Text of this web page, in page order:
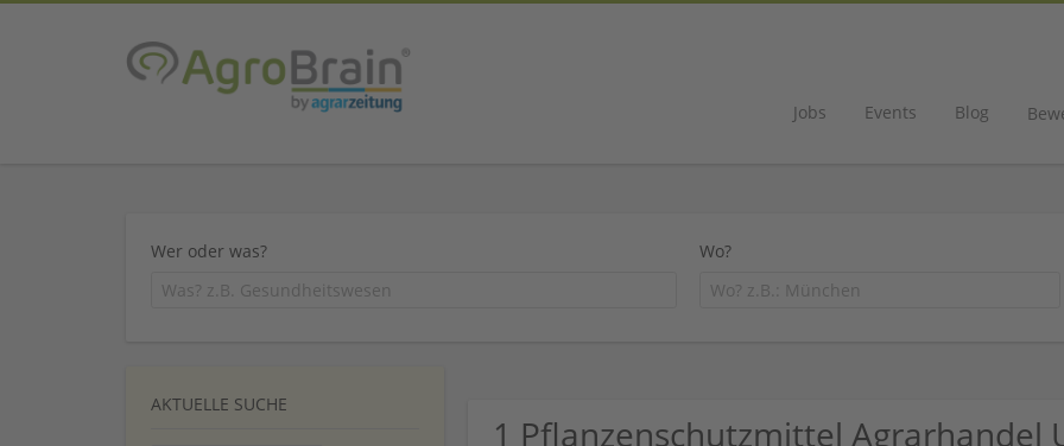
Jobs Events Blog
Wer oder was? Wo?
1 Pflanzenschutzmittel Agrarhandel
AKTUELLE SUCHE